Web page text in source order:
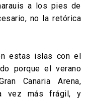
a los pies de
no la retórica
estas islas con el
porque el verano
Canaria Arena,
vez más frágil, y